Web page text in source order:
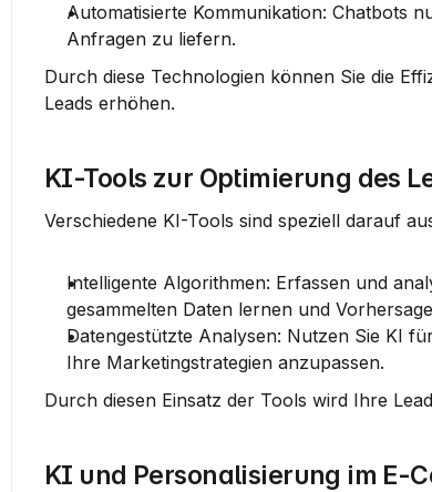
Automatisierte Kommunikation: Chatbots
Anfragen zu liefern.
Durch diese Technologien können Sie die
Leads erhöhen.
KI-Tools zur Optimierung des
Verschiedene KI-Tools sind speziell darauf
Intelligente Algorithmen: Erfassen und
gesammelten Daten lernen und
Datengestützte Analysen: Nutzen Sie KI
Ihre Marketingstrategien anzupassen.
Durch diesen Einsatz der Tools wird Ihre
KI und Personalisierung im E-